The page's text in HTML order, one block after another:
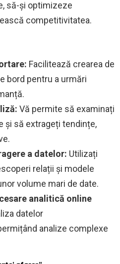
să-și optimizeze
competitivitatea.
Facilitează crearea de
bord pentru a urmări
Vă permite să examinați
și să extrageți tendințe,
a datelor: Utilizați
relații și modele
volume mari de date.
analitică online
datelor
analize complexe